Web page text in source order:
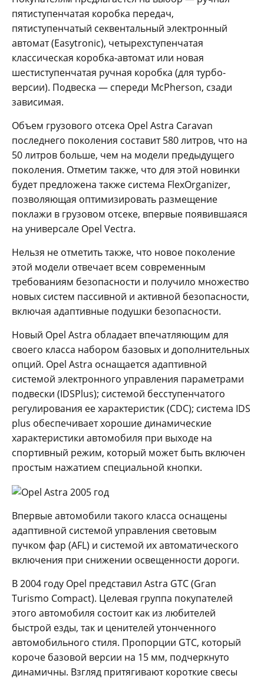
пятиступенчатая коробка передач,
пятиступенчатый секвентальный электронный
автомат (Easytronic), четырехступенчатая
классическая коробка-автомат или новая
шестиступенчатая ручная коробка (для турбо-
версии). Подвеска — спереди McPherson, сзади
зависимая.
Объем грузового отсека Opel Astra Caravan
последнего поколения составит 580 литров, что на
50 литров больше, чем на модели предыдущего
поколения. Отметим также, что для этой новинки
будет предложена также система FlexOrganizer,
позволяющая оптимизировать размещение
поклажи в грузовом отсеке, впервые появившаяся
на универсале Opel Vectra.
Нельзя не отметить также, что новое поколение
этой модели отвечает всем современным
требованиям безопасности и получило множество
новых систем пассивной и активной безопасности,
включая адаптивные подушки безопасности.
Новый Opel Astra обладает впечатляющим для
своего класса набором базовых и дополнительных
опций. Opel Astra оснащается адаптивной
системой электронного управления параметрами
подвески (IDSPlus); системой бесступенчатого
регулирования ее характеристик (CDC); система IDS
plus обеспечивает хорошие динамические
характеристики автомобиля при выходе на
спортивный режим, который может быть включен
простым нажатием специальной кнопки.
Впервые автомобили такого класса оснащены
адаптивной системой управления световым
пучком фар (AFL) и системой их автоматического
включения при снижении освещенности дороги.
В 2004 году Opel представил Astra GTC (Gran
Turismo Compact). Целевая группа покупателей
этого автомобиля состоит как из любителей
быстрой езды, так и ценителей утонченного
автомобильного стиля. Пропорции GTC, который
короче базовой версии на 15 мм, подчеркнуто
динамичны. Взгляд притягивают короткие свесы